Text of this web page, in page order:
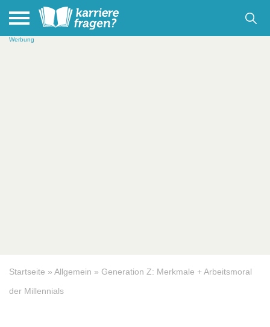
Werbung
Startseite » Allgemein » Generation Z: Merkmale + Arbeitsmoral
der Millennials